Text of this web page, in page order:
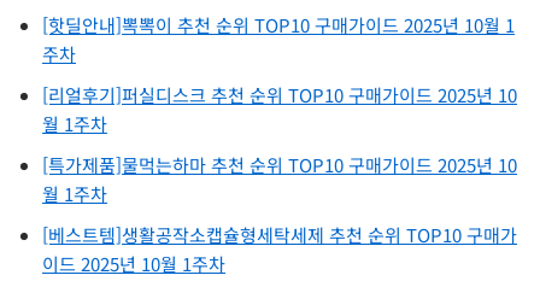
[핫딜안내]뽁뽁이 추천 순위 TOP10 구매가이드 2025년 10월 1
주차
[리얼후기]퍼실디스크 추천 순위 TOP10 구매가이드 2025년 10
월 1주차
[특가제품]물먹는하마 추천 순위 TOP10 구매가이드 2025년 10
월 1주차
[베스트템]생활공작소캡슐형세탁세제 추천 순위 TOP10 구매가
이드 2025년 10월 1주차